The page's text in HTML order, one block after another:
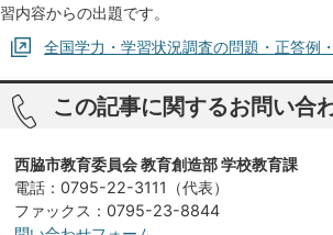
習内容からの出題です。
全国学力・学習状況調査の問題・正答例
この記事に関するお問い合
西脇市教育委員会 教育創造部 学校教育課
電話：0795-22-3111（代表）
ファックス：0795-23-8844​​​​​​​